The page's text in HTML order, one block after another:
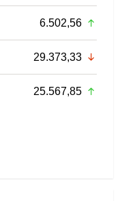
6.502,56
29.373,33
25.567,85